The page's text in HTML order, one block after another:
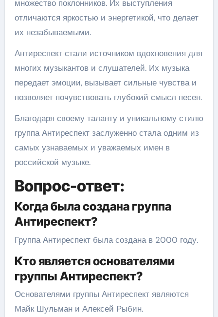
множество поклонников. Их выступления
отличаются яркостью и энергетикой, что делает
их незабываемыми.
Антиреспект стали источником вдохновения для
многих музыкантов и слушателей. Их музыка
передает эмоции, вызывает сильные чувства и
позволяет почувствовать глубокий смысл песен.
Благодаря своему таланту и уникальному стилю
группа Антиреспект заслуженно стала одним из
самых узнаваемых и уважаемых имен в
российской музыке.
Вопрос-ответ:
Когда была создана группа
Антиреспект?
Группа Антиреспект была создана в 2000 году.
Кто является основателями
группы Антиреспект?
Основателями группы Антиреспект являются
Майк Шульман и Алексей Рыбин.